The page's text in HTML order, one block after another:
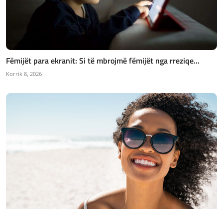
Fëmijët para ekranit: Si të mbrojmë fëmijët nga rreziqe...
Korrik 8, 2026